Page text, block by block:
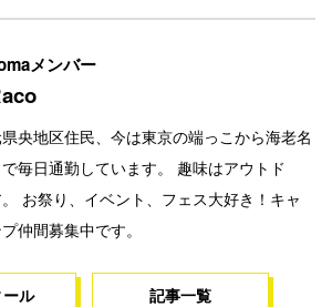
メンバー
央地区住民、今は東京の端っこから海老名
で毎日通勤しています。 趣味はアウトド
お祭り、イベント、フェス大好き！キャ
仲間募集中です。
ル 記事一覧